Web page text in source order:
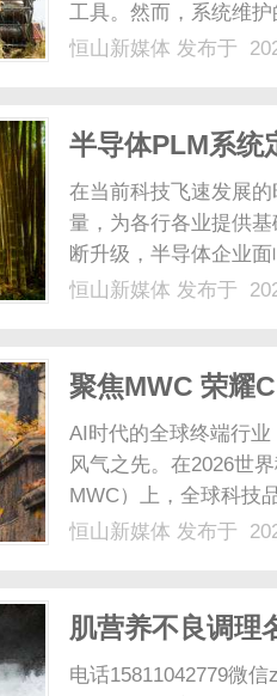
工具。然而，系统维
检到性能调优，从故
恒山新媒体 发布于
半导体PLM系统
在当前科技飞速发展
量，为各行各业提供
断升级，半导体企业
遇。定制化的PLM系
恒山新媒体 发布于
聚焦MWC 荣耀
块”，要赋予它
AI时代的全球终端行
风气之先。在2026世
MWC）上，全球科技
性的AI探索闪耀全场
恒山新媒体 发布于
肌营养不良调理
体萎软、食少乏
电话15811042779微